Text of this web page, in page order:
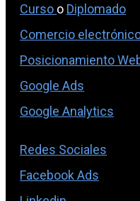
Curso o Diplomado
Comercio
Posicionamiento
Google Ads
Google Analytics
Redes Sociales
Facebook Ads